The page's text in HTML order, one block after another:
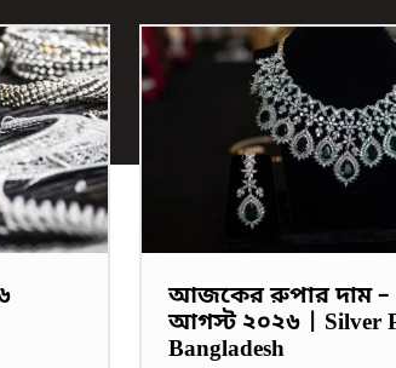
আজকের রুপার দাম –
আগস্ট ২০২৬ | Silver
Bangladesh